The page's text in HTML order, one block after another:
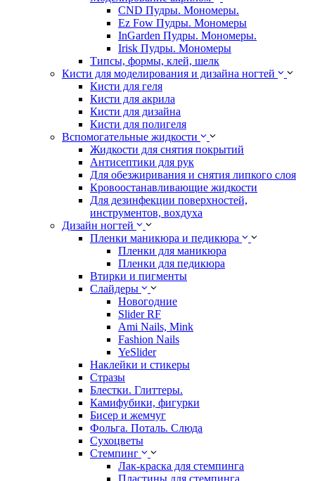
CND Пудры. Мономеры.
Ez Fow Пудры. Мономеры
InGarden Пудры. Мономеры.
Irisk Пудры. Мономеры
Типсы, формы, клей, шелк
Кисти для моделирования и дизайна ногтей
Кисти для геля
Кисти для акрила
Кисти для дизайна
Кисти для полигеля
Вспомогательные жидкости
Жидкости для снятия покрытий
Антисептики для рук
Для обезжиривания и снятия липкого слоя
Кровоостанавливающие жидкости
Для дезинфекции поверхностей,
инструментов, вохдуха
Дизайн ногтей
Пленки маникюра и педикюра
Пленки для маникюра
Пленки для педикюра
Втирки и пигменты
Слайдеры
Новогодние
Slider RF
Ami Nails, Mink
Fashion Nails
YeSlider
Наклейки и стикеры
Стразы
Блестки. Глиттеры.
Камифубики, фигурки
Бисер и жемчуг
Фольга. Поталь. Слюда
Сухоцветы
Стемпинг
Лак-краска для стемпинга
Пластины для стемпинга